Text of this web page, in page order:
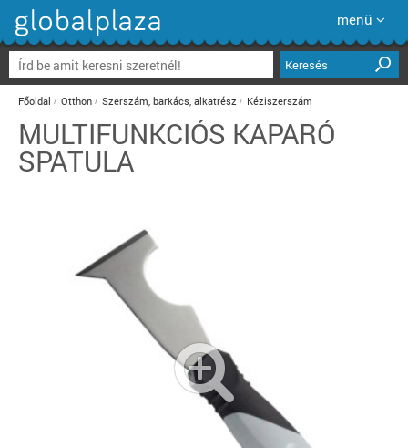
menü
Keresés
Főoldal Otthon Szerszám, barkács, alkatrész Kéziszerszám
MULTIFUNKCIÓS KAPARÓ
SPATULA